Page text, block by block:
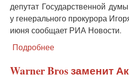
депутат Государственной
у генерального прокурора
июня сообщает РИА Новости.
Подробнее
призвали
Warner Bros заменит